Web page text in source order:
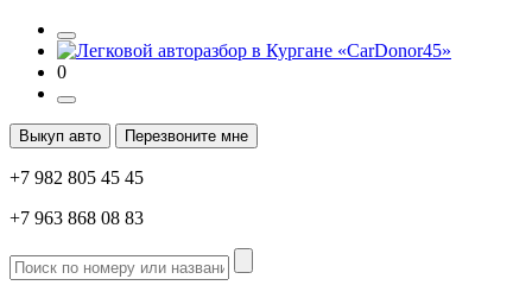
0
Выкуп авто Перезвоните мне
+7 982 805 45 45
+7 963 868 08 83